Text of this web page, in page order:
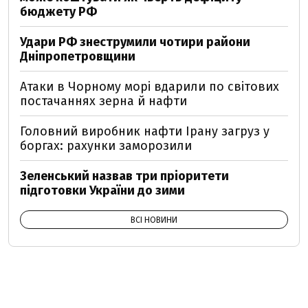
бюджету РФ
Удари РФ знеструмили чотири райони
Дніпропетровщини
Атаки в Чорному морі вдарили по світових
постачаннях зерна й нафти
Головний виробник нафти Ірану загруз у
боргах: рахунки заморозили
Зеленський назвав три пріоритети
підготовки України до зими
ВСІ НОВИНИ